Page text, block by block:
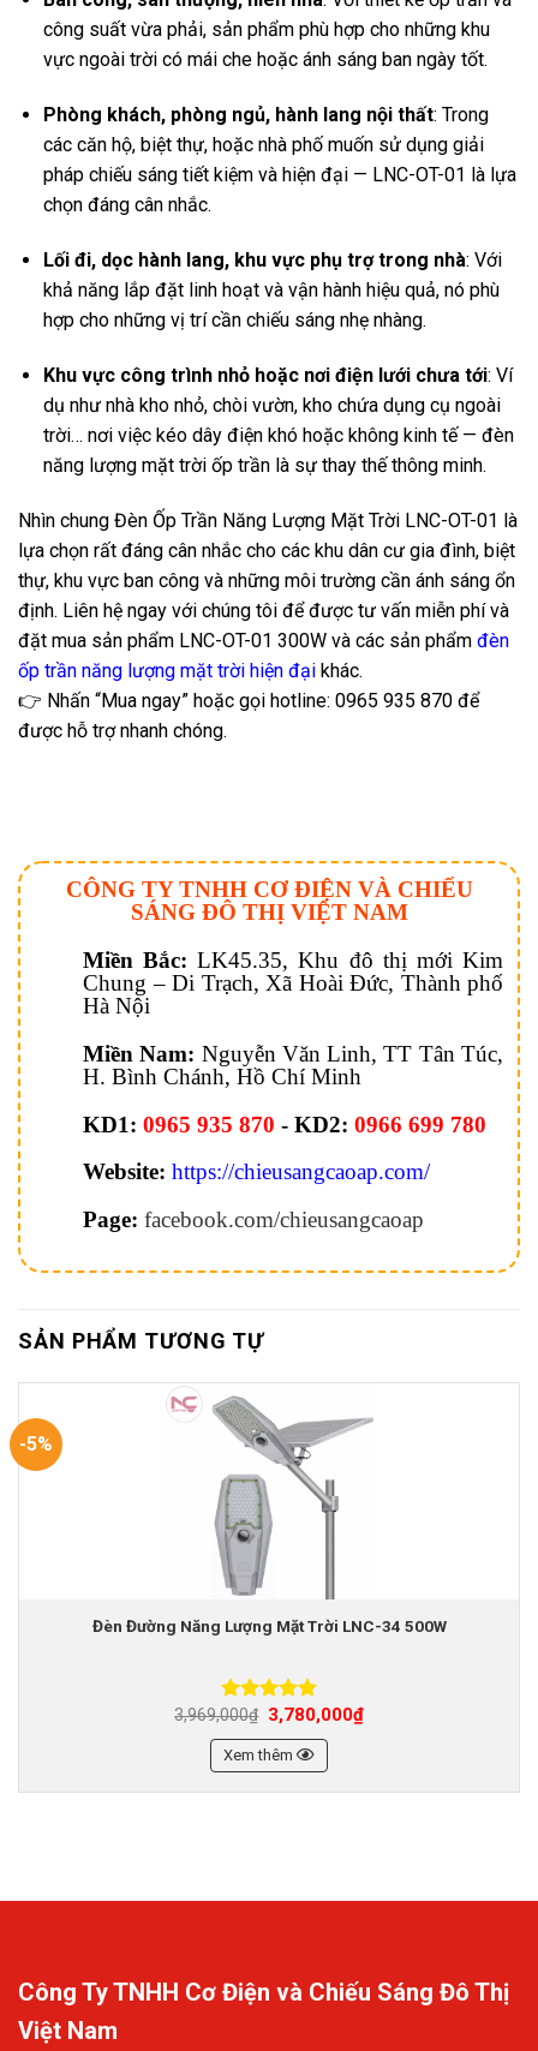
công suất vừa phải, sản phẩm phù hợp cho những khu
vực ngoài trời có mái che hoặc ánh sáng ban ngày tốt.
Phòng khách, phòng ngủ, hành lang nội thất: Trong
các căn hộ, biệt thự, hoặc nhà phố muốn sử dụng giải
pháp chiếu sáng tiết kiệm và hiện đại — LNC-OT-01 là lựa
chọn đáng cân nhắc.
Lối đi, dọc hành lang, khu vực phụ trợ trong nhà: Với
khả năng lắp đặt linh hoạt và vận hành hiệu quả, nó phù
hợp cho những vị trí cần chiếu sáng nhẹ nhàng.
Khu vực công trình nhỏ hoặc nơi điện lưới chưa tới: Ví
dụ như nhà kho nhỏ, chòi vườn, kho chứa dụng cụ ngoài
trời… nơi việc kéo dây điện khó hoặc không kinh tế — đèn
năng lượng mặt trời ốp trần là sự thay thế thông minh.
Nhìn chung Đèn Ốp Trần Năng Lượng Mặt Trời LNC-OT-01 là
lựa chọn rất đáng cân nhắc cho các khu dân cư gia đình, biệt
thự, khu vực ban công và những môi trường cần ánh sáng ổn
định. Liên hệ ngay với chúng tôi để được tư vấn miễn phí và
đặt mua sản phẩm LNC-OT-01 300W và các sản phẩm đèn
ốp trần năng lượng mặt trời hiện đại khác.
👉 Nhấn “Mua ngay” hoặc gọi hotline: 0965 935 870 để
được hỗ trợ nhanh chóng.
CÔNG TY TNHH CƠ ĐIỆN VÀ CHIẾU
SÁNG ĐÔ THỊ VIỆT NAM
Miền Bắc: LK45.35, Khu đô thị mới Kim
Chung – Di Trạch, Xã Hoài Đức, Thành phố
Hà Nội
Miền Nam: Nguyễn Văn Linh, TT Tân Túc,
H. Bình Chánh, Hồ Chí Minh
KD1: 0965 935 870 - KD2: 0966 699 780
Website: https://chieusangcaoap.com/
Page: facebook.com/chieusangcaoap
SẢN PHẨM TƯƠNG TỰ
-5%
Đèn Đường Năng Lượng Mặt Trời LNC-34 500W
Được xếp
hạng5.00
5 sao
3,969,000₫ 3,780,000₫
Xem thêm
Công Ty TNHH Cơ Điện và Chiếu Sáng Đô Thị
Việt Nam